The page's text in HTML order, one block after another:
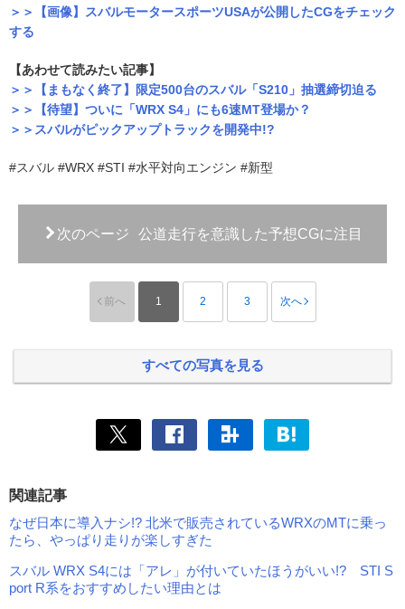
＞＞【画像】スバルモータースポーツUSAが公開したCGをチェック
する
【あわせて読みたい記事】
＞＞【まもなく終了】限定500台のスバル「S210」抽選締切迫る
＞＞【待望】ついに「WRX S4」にも6速MT登場か？
＞＞スバルがピックアップトラックを開発中!?
#スバル #WRX #STI #水平対向エンジン #新型
次のページ 公道走行を意識した予想CGに注目
前へ 1 2 3 次へ
すべての写真を見る
関連記事
なぜ日本に導入ナシ!? 北米で販売されているWRXのMTに乗っ
たら、やっぱり走りが楽しすぎた
スバル WRX S4には「アレ」が付いていたほうがいい!? STI S
port R系をおすすめしたい理由とは